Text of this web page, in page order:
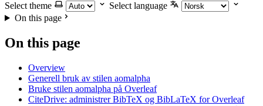
Select theme
Select language
On this page
On this page
Overview
Generell bruk av stilen aomalpha
Bruke stilen aomalpha på Overleaf
CiteDrive: administrer BibTeX og BibLaTeX for Overleaf